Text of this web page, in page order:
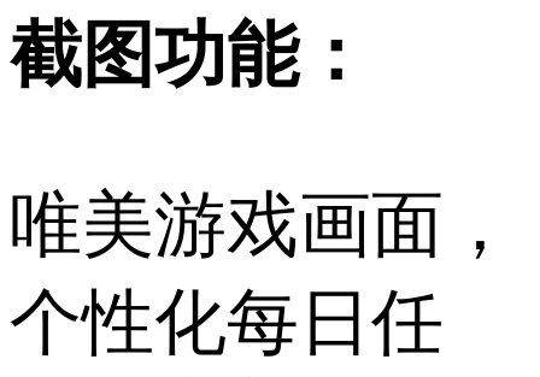
截图功能：
唯美游戏画面，
个性化每日任